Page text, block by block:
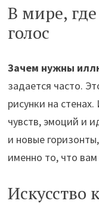
В мире, где
голос
Зачем нужны
задается часто.
рисунки на
чувств, эмоций и
и новые
именно то, что
Искусство